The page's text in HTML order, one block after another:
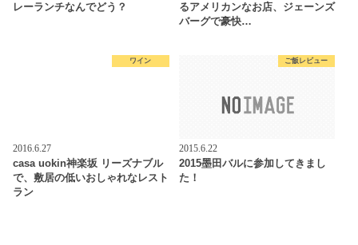
レーランチなんでどう？
るアメリカンなお店、ジェーンズ
バーグで豪快…
ワイン
2016.6.27
casa uokin神楽坂 リーズナブル
で、敷居の低いおしゃれなレスト
ラン
ご飯レビュー
2015.6.22
2015墨田バルに参加してきまし
た！